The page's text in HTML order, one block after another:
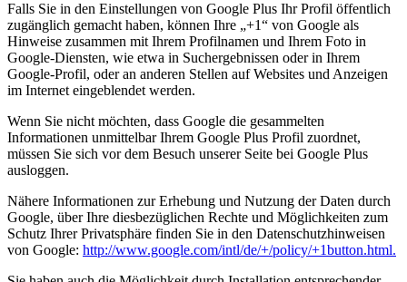
Falls Sie in den Einstellungen von Google Plus Ihr Profil öffentlich
zugänglich gemacht haben, können Ihre „+1“ von Google als
Hinweise zusammen mit Ihrem Profilnamen und Ihrem Foto in
Google-Diensten, wie etwa in Suchergebnissen oder in Ihrem
Google-Profil, oder an anderen Stellen auf Websites und Anzeigen
im Internet eingeblendet werden.
Wenn Sie nicht möchten, dass Google die gesammelten
Informationen unmittelbar Ihrem Google Plus Profil zuordnet,
müssen Sie sich vor dem Besuch unserer Seite bei Google Plus
ausloggen.
Nähere Informationen zur Erhebung und Nutzung der Daten durch
Google, über Ihre diesbezüglichen Rechte und Möglichkeiten zum
Schutz Ihrer Privatsphäre finden Sie in den Datenschutzhinweisen
von Google: http://www.google.com/intl/de/+/policy/+1button.html.